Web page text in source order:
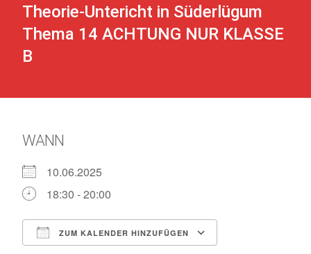
Theorie-Untericht in Süderlügum
Thema 14 ACHTUNG NUR KLASSE
B
WANN
10.06.2025
18:30 - 20:00
ZUM KALENDER HINZUFÜGEN